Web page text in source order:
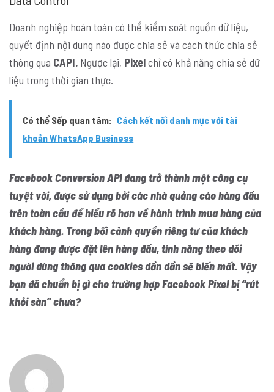
Doanh nghiệp hoàn toàn có thể kiểm soát nguồn dữ liệu,
quyết định nội dung nào được chia sẻ và cách thức chia sẻ
thông qua CAPI. Ngược lại, Pixelchỉ có khả năng chia sẻ dữ
liệu trong thời gian thực.
Có thể Sếp quan tâm: Cách kết nối danh mục với tài
khoản WhatsApp Business
Facebook Conversion APIđang trở thành một công cụ
tuyệt vời, được sử dụng bởi các nhà quảng cáo hàng đầu
trên toàn cầu để hiểu rõ hơn về hành trình mua hàng của
khách hàng. Trong bối cảnh quyền riêng tư của khách
hàng đang được đặt lên hàng đầu, tính năng theo dõi
người dùng thông quacookiesdần dần sẽ biến mất. Vậy
bạn đã chuẩn bị gì cho trường hợpFacebook Pixelbị “rút
khỏi sàn” chưa?